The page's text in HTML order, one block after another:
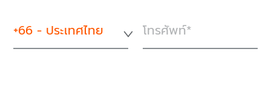
+66 - ประเทศไทย โทรศัพท์